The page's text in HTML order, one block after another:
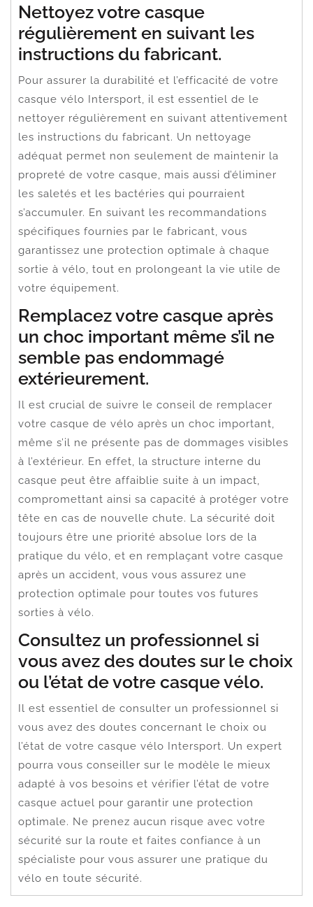
Nettoyez votre casque
régulièrement en suivant les
instructions du fabricant.
Pour assurer la durabilité et l’efficacité de votre
casque vélo Intersport, il est essentiel de le
nettoyer régulièrement en suivant attentivement
les instructions du fabricant. Un nettoyage
adéquat permet non seulement de maintenir la
propreté de votre casque, mais aussi d’éliminer
les saletés et les bactéries qui pourraient
s’accumuler. En suivant les recommandations
spécifiques fournies par le fabricant, vous
garantissez une protection optimale à chaque
sortie à vélo, tout en prolongeant la vie utile de
votre équipement.
Remplacez votre casque après
un choc important même s’il ne
semble pas endommagé
extérieurement.
Il est crucial de suivre le conseil de remplacer
votre casque de vélo après un choc important,
même s’il ne présente pas de dommages visibles
à l’extérieur. En effet, la structure interne du
casque peut être affaiblie suite à un impact,
compromettant ainsi sa capacité à protéger votre
tête en cas de nouvelle chute. La sécurité doit
toujours être une priorité absolue lors de la
pratique du vélo, et en remplaçant votre casque
après un accident, vous vous assurez une
protection optimale pour toutes vos futures
sorties à vélo.
Consultez un professionnel si
vous avez des doutes sur le choix
ou l’état de votre casque vélo.
Il est essentiel de consulter un professionnel si
vous avez des doutes concernant le choix ou
l’état de votre casque vélo Intersport. Un expert
pourra vous conseiller sur le modèle le mieux
adapté à vos besoins et vérifier l’état de votre
casque actuel pour garantir une protection
optimale. Ne prenez aucun risque avec votre
sécurité sur la route et faites confiance à un
spécialiste pour vous assurer une pratique du
vélo en toute sécurité.